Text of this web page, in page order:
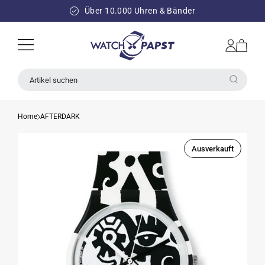
INHALT
Über 10.000 Uhren & Bänder
Einloggen
Warenkorb
Artikel suchen
Home AFTERDARK
Ausverkauft